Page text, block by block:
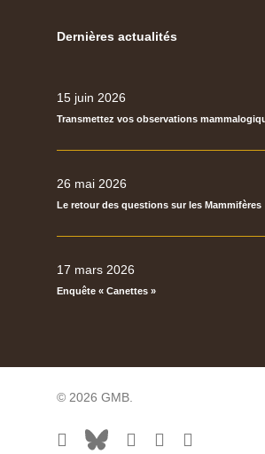
Dernières actualités
15 juin 2026
Transmettez vos observations
26 mai 2026
Le retour des questions sur les Mammifères
17 mars 2026
Enquête « Canettes »
© 2026 GMB.
facebook
bluesky vimeoRSS flickr